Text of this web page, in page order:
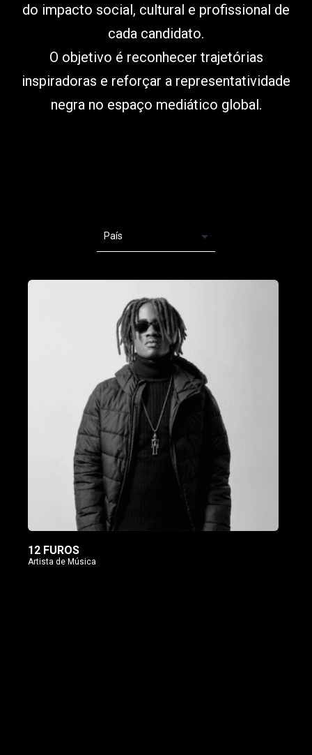
do impacto social, cultural e profissional de
cada candidato.
O objetivo é reconhecer trajetórias
inspiradoras e reforçar a representatividade
negra no espaço mediático global.
12 FUROS
Artista de Música